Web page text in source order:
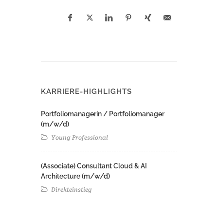
KARRIERE-HIGHLIGHTS
Portfoliomanagerin / Portfoliomanager
(m/w/d)
Young Professional
(Associate) Consultant Cloud & AI
Architecture (m/w/d)​ ​
Direkteinstieg